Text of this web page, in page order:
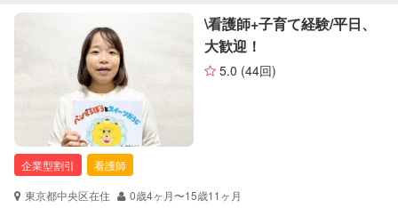
レッスン なし
お引き受けしていません
お子様の撮影
（定期特典）
特徴 レビュー
サポートの特徴
自治体届出済ベビーシッター
ドゥーラ協会認定産後ドゥーラ
対応可能/特徴
早朝対応
\看護師+子育て経験/平日、
大歓迎！
5.0 (44回)
企業型割引
看護師
東京都中央区在住
0歳4ヶ月〜15歳11ヶ月